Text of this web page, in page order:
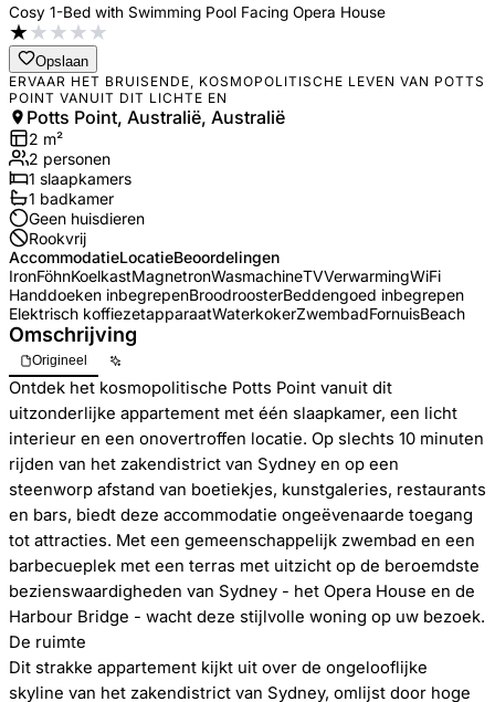
Cosy 1-Bed with Swimming Pool Facing Opera House
★★★★★
Opslaan
ERVAAR HET BRUISENDE, KOSMOPOLITISCHE LEVEN VAN POTTS
POINT VANUIT DIT LICHTE EN
Potts Point, Australië, Australië
2 m²
2 personen
1 slaapkamers
1 badkamer
Geen huisdieren
Rookvrij
AccommodatieLocatieBeoordelingen
IronFöhnKoelkastMagnetronWasmachineTVVerwarmingWiFi
Handdoeken inbegrepenBroodroosterBeddengoed inbegrepen
Elektrisch koffiezetapparaatWaterkokerZwembadFornuisBeach
Omschrijving
Origineel
Ontdek het kosmopolitische Potts Point vanuit dit
uitzonderlijke appartement met één slaapkamer, een licht
interieur en een onovertroffen locatie. Op slechts 10 minuten
rijden van het zakendistrict van Sydney en op een
steenworp afstand van boetiekjes, kunstgaleries, restaurants
en bars, biedt deze accommodatie ongeëvenaarde toegang
tot attracties. Met een gemeenschappelijk zwembad en een
barbecueplek met een terras met uitzicht op de beroemdste
bezienswaardigheden van Sydney - het Opera House en de
Harbour Bridge - wacht deze stijlvolle woning op uw bezoek.
De ruimte
Dit strakke appartement kijkt uit over de ongelooflijke
skyline van het zakendistrict van Sydney, omlijst door hoge